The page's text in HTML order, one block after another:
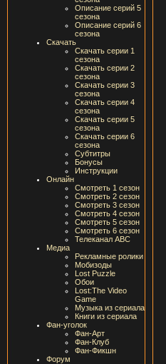
Описание серий 5
сезона
Описание серий 6
сезона
Скачать
Скачать серии 1
сезона
Скачать серии 2
сезона
Скачать серии 3
сезона
Скачать серии 4
сезона
Скачать серии 5
сезона
Скачать серии 6
сезона
Субтитры
Бонусы
Инструкции
Онлайн
Смотреть 1 сезон
Смотреть 2 сезон
Смотреть 3 сезон
Смотреть 4 сезон
Смотреть 5 сезон
Смотреть 6 сезон
Телеканал ABC
Медиа
Рекламные ролики
Мобизоды
Lost Puzzle
Обои
Lost:The Video
Game
Музыка из сериала
Книги из сериала
Фан-уголок
Фан-Арт
Фан-Клуб
Фан-Фикшн
Форум